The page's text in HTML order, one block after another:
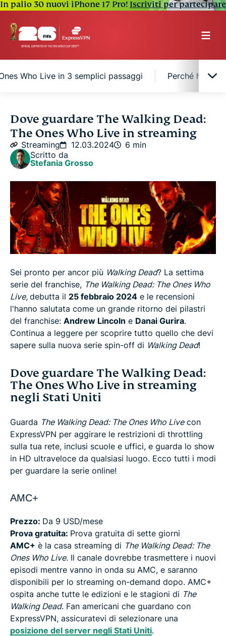
In palio 30 nuovi iPhone 17 Pro! Iscriviti per partecipare
Who Live in 3 semplici passaggi Perché hai
Dove guardare The Walking Dead: The Ones
Who Live in streaming negli Stati Uniti
Dove guardare The Walking Dead: The Ones Who
Live in streaming in Australia
Dove guardare The Walking Dead: The Ones Who
Live in streaming in Canada
Come guardare The Walking Dead: The Ones Who
Live gratuitamente
Guarda The Walking Dead: The Ones Who Live in 3
semplici passaggi
Perché hai bisogno di ExpressVPN per lo
streaming
Dead: The Ones Who Live in un altro paese?
Di cosa parla The Walking Dead: The Ones Who
Data di uscita di The Walking Dead: The Ones Who
Live
Dove guardare The Walking Dead:
The Ones Who Live in streaming
Streaming 12.03.2024
6 min
Scritto da
Stefania Grosso
Sei pronto per ancor più Walking Dead? La settima
serie del franchise, The Walking Dead: The Ones Who
Live, debutta il 25 febbraio 2024 e le recensioni
l'hanno salutata come un grande ritorno dei pilastri
del franchise: Andrew Lincoln e Danai Gurira.
Continua a leggere per scoprire tutto quello che devi
sapere sulla nuova serie spin-off di Walking Dead!
Dove guardare The Walking Dead:
The Ones Who Live in streaming
negli Stati Uniti
Guarda The Walking Dead: The Ones Who Livecon
ExpressVPN per aggirare le restrizioni di throttling
sulla tua rete, inclusi scuole e uffici, e guarda lo show
in HD ultraveloce da qualsiasi luogo. Ecco tutti i modi
per guardare la serie online!
AMC+
Prezzo: Da 9 USD/mese
Prova gratuita: Prova gratuita di sette giorni
AMC+ è la casa streaming di The Walking Dead: The
Ones Who Live. Il canale dovrebbe trasmettere i nuovi
episodi mentre vanno in onda su AMC, e saranno
disponibili per lo streaming on-demand dopo. AMC+
ospita anche tutte le edizioni e le stagioni di The
Walking Dead. Fan americani che guardano con
ExpressVPN, assicuratevi di selezionare una
posizione del server negli Stati Uniti.